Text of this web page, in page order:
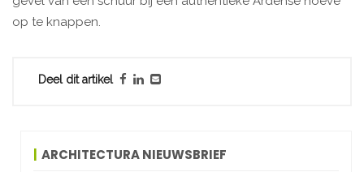
op te knappen.
Deel dit artikel
ARCHITECTURA NIEUWSBRIEF